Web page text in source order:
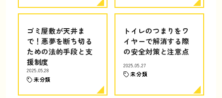
ゴミ屋敷が天井ま
で！悪夢を断ち切る
ための法的手段と支
援制度
2025.05.28
未分類
トイレのつまりをワ
イヤーで解消する際
の安全対策と注意点
2025.05.27
未分類